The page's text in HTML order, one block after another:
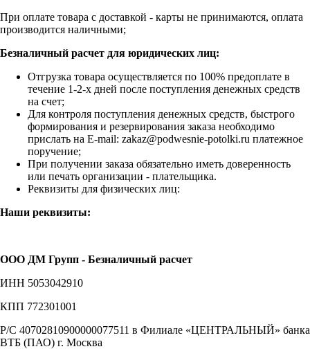
При оплате товара с доставкой - карты не принимаются, оплата
производится наличными;
Безналичный расчет для юридических лиц:
Отгрузка товара осуществляется по 100% предоплате в
течение 1-2-х дней после поступления денежных средств
на счет;
Для контроля поступления денежных средств, быстрого
формирования и резервирования заказа необходимо
прислать на E-mail: zakaz@podwesnie-potolki.ru платежное
поручение;
При получении заказа обязательно иметь доверенность
или печать организации - плательщика.
Реквизиты для физических лиц:
Наши реквизиты:
ООО ДМ Групп - Безналичный расчет
ИНН 5053042910
КПП 772301001
Р/С 40702810900000077511 в Филиале «ЦЕНТРАЛЬНЫЙ» банка
ВТБ (ПАО) г. Москва